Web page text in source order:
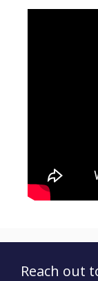
Reach out